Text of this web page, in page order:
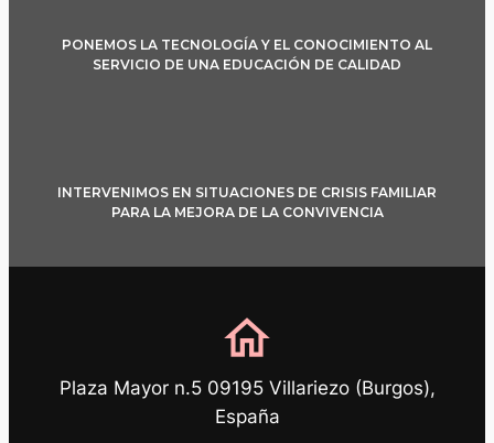
PONEMOS LA TECNOLOGÍA Y EL CONOCIMIENTO AL
SERVICIO DE UNA EDUCACIÓN DE CALIDAD
INTERVENIMOS EN SITUACIONES DE CRISIS FAMILIAR
PARA LA MEJORA DE LA CONVIVENCIA
home
Plaza Mayor n.5 09195 Villariezo (Burgos),
España